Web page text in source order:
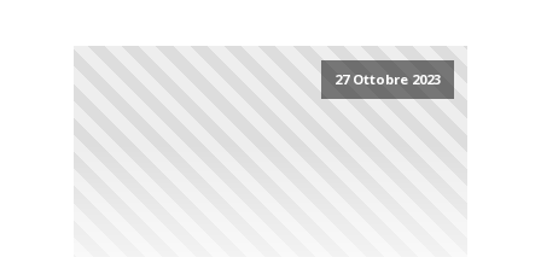
27 Ottobre 2023